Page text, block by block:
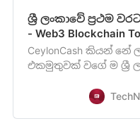
ශ්‍රී ලංකාවේ ප්‍රථම
- Web3
CeylonCash කියන් නේ
එකමුතුවක් වගේ ම ශ්‍රී
දන්නවා ඇ ති. ඔවුන් වි